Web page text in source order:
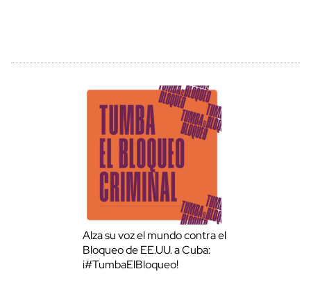
Alza su voz el mundo contra el
Bloqueo de EE.UU. a Cuba:
¡#TumbaElBloqueo!